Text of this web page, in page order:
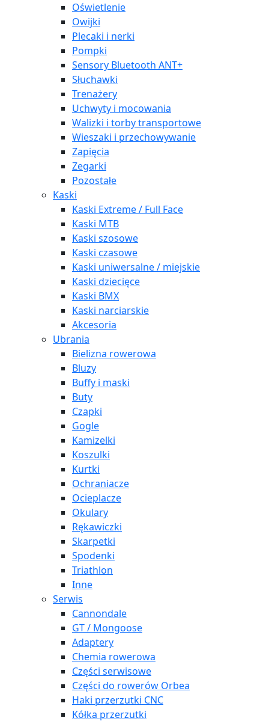
Oświetlenie
Owijki
Plecaki i nerki
Pompki
Sensory Bluetooth ANT+
Słuchawki
Trenażery
Uchwyty i mocowania
Walizki i torby transportowe
Wieszaki i przechowywanie
Zapięcia
Zegarki
Pozostałe
Kaski
Kaski Extreme / Full Face
Kaski MTB
Kaski szosowe
Kaski czasowe
Kaski uniwersalne / miejskie
Kaski dziecięce
Kaski BMX
Kaski narciarskie
Akcesoria
Ubrania
Bielizna rowerowa
Bluzy
Buffy i maski
Buty
Czapki
Gogle
Kamizelki
Koszulki
Kurtki
Ochraniacze
Ocieplacze
Okulary
Rękawiczki
Skarpetki
Spodenki
Triathlon
Inne
Serwis
Cannondale
GT / Mongoose
Adaptery
Chemia rowerowa
Części serwisowe
Części do rowerów Orbea
Haki przerzutki CNC
Kółka przerzutki